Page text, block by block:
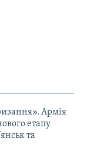
Армія
етапу
та